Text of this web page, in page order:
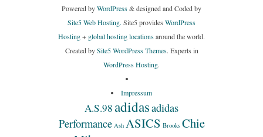
Powered byWordPress& designed and Coded by
Site5 Web Hosting. Site5 provides WordPress
Hosting+ global hosting locationsaround the world.
Created bySite5 WordPress Themes. Experts in
WordPress Hosting.
Impressum
A.S.98adidasadidas
Performance Ash ASICS Brooks Chie